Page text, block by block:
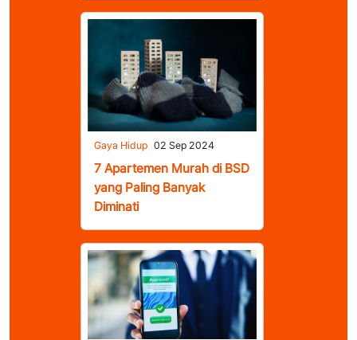
Gaya Hidup 02 Sep 2024
7 Apartemen Murah di BSD
yang Paling Banyak
Diminati